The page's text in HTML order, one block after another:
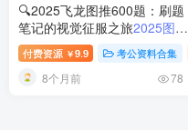
🔍2025飞龙图推600题：刷题
笔记的视觉征服之旅2025图推
刷题视频教程与笔记指南
付费资源 ￥9.9 考公资料合集
8个月前 78